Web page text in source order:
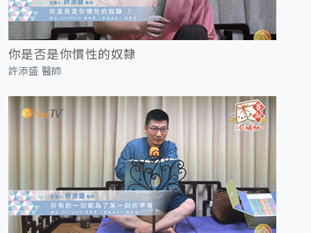
你是否是你慣性的奴隸
許添盛 醫師